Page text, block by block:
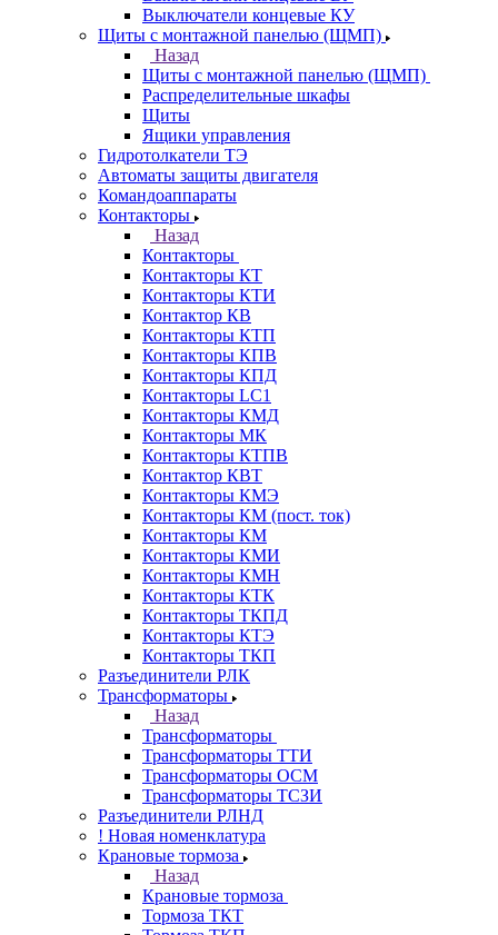
Выключатели концевые КУ
Щиты с монтажной панелью (ЩМП)
Назад
Щиты с монтажной панелью (ЩМП)
Распределительные шкафы
Щиты
Ящики управления
Гидротолкатели ТЭ
Автоматы защиты двигателя
Командоаппараты
Контакторы
Назад
Контакторы
Контакторы КТ
Контакторы КТИ
Контактор КВ
Контакторы КТП
Контакторы КПВ
Контакторы КПД
Контакторы LC1
Контакторы КМД
Контакторы МК
Контакторы КТПВ
Контактор КВТ
Контакторы КМЭ
Контакторы КМ (пост. ток)
Контакторы КМ
Контакторы КМИ
Контакторы КМН
Контакторы КТК
Контакторы ТКПД
Контакторы КТЭ
Контакторы ТКП
Разъединители РЛК
Трансформаторы
Назад
Трансформаторы
Трансформаторы ТТИ
Трансформаторы ОСМ
Трансформаторы ТСЗИ
Разъединители РЛНД
! Новая номенклатура
Крановые тормоза
Назад
Крановые тормоза
Тормоза ТКТ